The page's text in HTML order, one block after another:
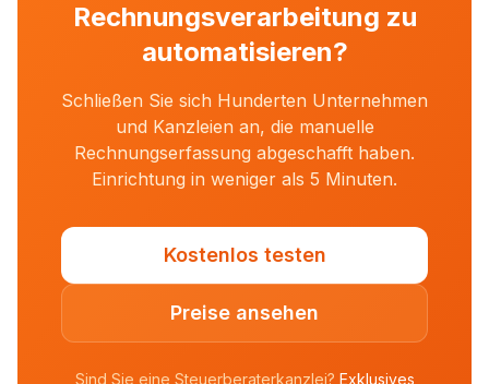
Rechnungsverarbeitung zu
automatisieren?
Schließen Sie sich Hunderten Unternehmen
und Kanzleien an, die manuelle
Rechnungserfassung abgeschafft haben.
Einrichtung in weniger als 5 Minuten.
Kostenlos testen
Preise ansehen
Sind Sie eine Steuerberaterkanzlei? Exklusives